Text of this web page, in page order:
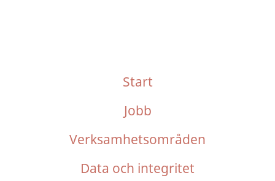
Start
Jobb
Verksamhetsområden
Data och integritet